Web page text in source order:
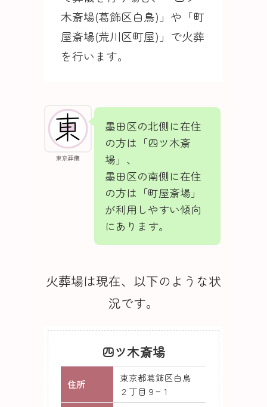
木斎場(葛飾区白鳥)」や「町
屋斎場(荒川区町屋)」で火葬
を行います。
東京葬儀
墨田区の北側に在住
の方は「四ツ木斎
場」、
墨田区の南側に在住
の方は「町屋斎場」
が利用しやすい傾向
にあります。
火葬場は現在、以下のような状
況です。
四ツ木斎場
住所
東京都葛飾区白鳥
２丁目９−１